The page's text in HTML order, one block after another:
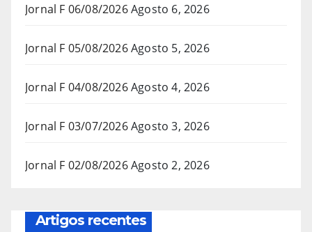
Jornal F 06/08/2026Agosto 6, 2026
Jornal F 05/08/2026Agosto 5, 2026
Jornal F 04/08/2026Agosto 4, 2026
Jornal F 03/07/2026Agosto 3, 2026
Jornal F 02/08/2026Agosto 2, 2026
Artigos recentes